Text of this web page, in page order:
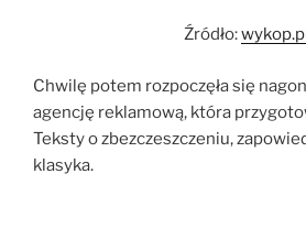
Źródło:
Chwilę potem rozpoczęła się
agencję reklamową, która
Teksty o zbezczeszczeniu,
klasyka.